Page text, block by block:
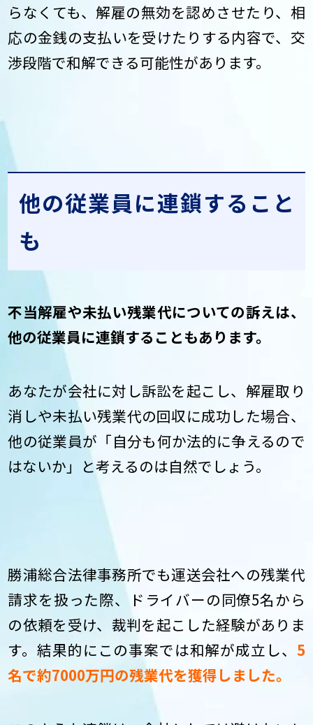
らなくても、解雇の無効を認めさせたり、相
応の金銭の支払いを受けたりする内容で、交
渉段階で和解できる可能性があります。
他の従業員に連鎖すること
も
不当解雇や未払い残業代についての訴えは、
他の従業員に連鎖することもあります。
あなたが会社に対し訴訟を起こし、解雇取り
消しや未払い残業代の回収に成功した場合、
他の従業員が「自分も何か法的に争えるので
はないか」と考えるのは自然でしょう。
勝浦総合法律事務所でも運送会社への残業代
請求を扱った際、ドライバーの同僚5名から
の依頼を受け、裁判を起こした経験がありま
す。結果的にこの事案では和解が成立し、 5
名で約7000万円の残業代を獲得しました。